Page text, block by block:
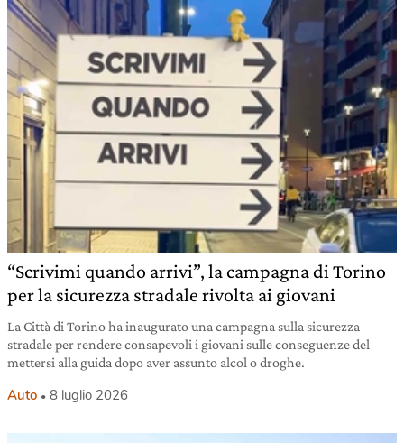
“Scrivimi quando arrivi”, la campagna di Torino
per la sicurezza stradale rivolta ai giovani
La Città di Torino ha inaugurato una campagna sulla sicurezza
stradale per rendere consapevoli i giovani sulle conseguenze del
mettersi alla guida dopo aver assunto alcol o droghe.
Auto 8 luglio 2026